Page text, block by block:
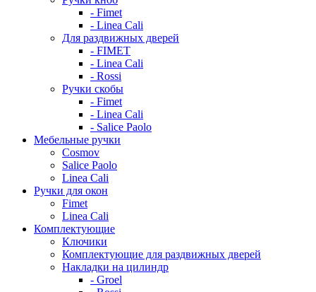
- Fimet
- Linea Cali
Для раздвижных дверей
- FIMET
- Linea Cali
- Rossi
Ручки скобы
- Fimet
- Linea Cali
- Salice Paolo
Мебельные ручки
Cosmov
Salice Paolo
Linea Cali
Ручки для окон
Fimet
Linea Cali
Комплектующие
Ключики
Комплектующие для раздвижных дверей
Накладки на цилиндр
- Groel